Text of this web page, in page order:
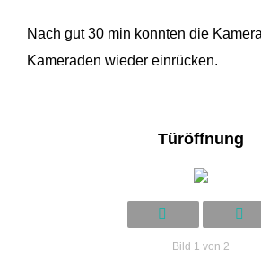
Nach gut 30 min konnten die
Kameraden wieder einrücken.
Türöffnung
Bild 1 von 2